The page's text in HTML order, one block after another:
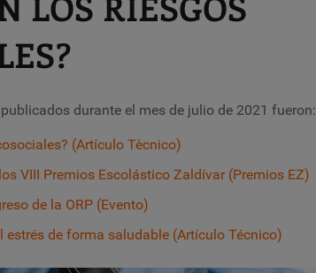
durante el mes de julio de 2021 fueron:
(Artículo Tècnico)
VIII Premios Escolástico Zaldívar (Premios EZ)
de la ORP (Evento)
estrés de forma saludable (Artículo Técnico)